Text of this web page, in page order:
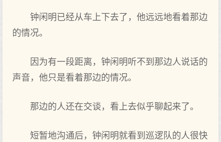
钟闲明已经从车上下去了，他远远地看着那边
的情况。
因为有一段距离，钟闲明听不到那边人说话的
声音，他只是看着那边的情况。
那边的人还在交谈，看上去似乎聊起来了。
短暂地沟通后，钟闲明就看到巡逻队的人很快